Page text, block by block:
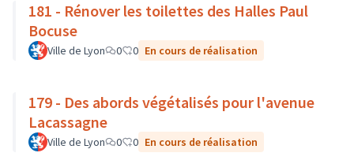
181 - Rénover les toilettes des Halles Paul
Bocuse
Ville de Lyon 0 0 En cours de réalisation
179 - Des abords végétalisés pour l'avenue
Lacassagne
Ville de Lyon 0 0 En cours de réalisation